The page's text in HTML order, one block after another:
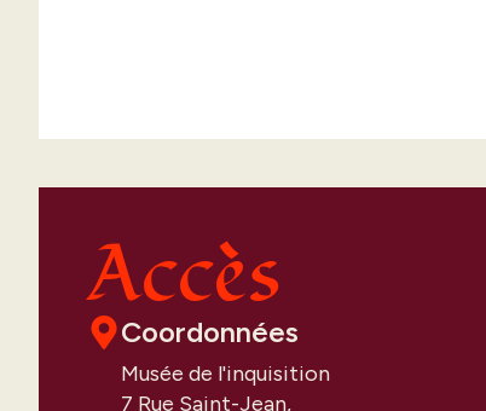
Accès
Coordonnées
Musée de l'inquisition
7 Rue Saint-Jean,